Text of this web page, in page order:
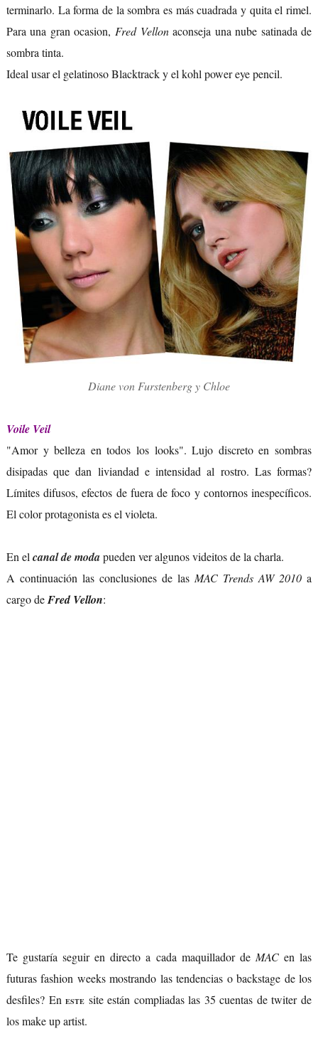
terminarlo. La forma de la sombra es más cuadrada y quita el rimel.
Para una gran ocasion, Fred Vellonaconseja una nube satinada de
sombra tinta.
Ideal usar el gelatinoso Blacktrack y el kohl power eye pencil.
Diane von Furstenberg y Chloe
Voile Veil
"Amor y belleza en todos los looks". Lujo discreto en sombras
disipadas que dan liviandad e intensidad al rostro. Las formas?
Límites difusos, efectos de fuera de foco y contornos inespecíficos.
El color protagonista es el violeta.
En el canal de modapueden ver algunos videitos de la charla.
A continuación las conclusiones de las MAC Trends AW 2010 a
cargo deFred Vellon:
Te gustaría seguir en directo a cada maquillador de MACen las
futuras fashion weeks mostrando las tendencias o backstage de los
desfiles? EnESTE site están compliadas las 35 cuentas de twiter de
los make up artist.